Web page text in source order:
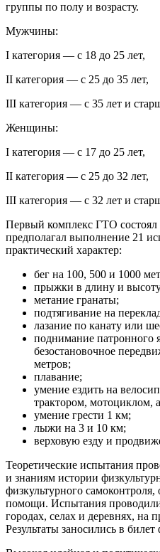
группы по полу и возрасту.
Мужчины:
I категория — с 18 до 25 лет,
II категория — с 25 до 35 лет,
III категория — с 35 лет и
Женщины:
I категория — с 17 до 25 лет,
II категория — с 25 до 32 лет,
III категория — с 32 лет и
Первый комплекс ГТО состоял
предполагал выполнение 21
практический характер:
бег на 100, 500 и 1000
прыжки в длину и
метание гранаты;
подтягивание на
лазание по канату или
поднимание патронного
безостановочное
метров;
плавание;
умение ездить на
трактором, мотоциклом,
умение грести 1 км;
лыжи на 3 и 10 км;
верховую езду и
Теоретические испытания
и знаниям истории
физкультурного
помощи. Испытания
городах, селах и деревнях, на
Результаты заносились в билет